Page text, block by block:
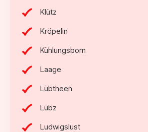
Klütz
Kröpelin
Kühlungsborn
Laage
Lübtheen
Lübz
Ludwigslust